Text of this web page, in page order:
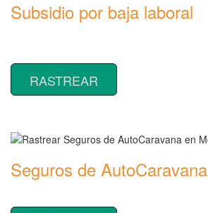
Subsidio por baja laboral
RASTREAR
Seguros de AutoCaravana